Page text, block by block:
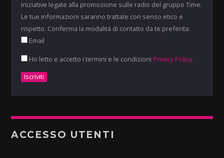
iniziative legate alla promozione sulle radio del gruppo Time.
Le tue informazioni saranno trattate con senso etico e
rispetto. Conferma la modalità di contatto da te preferita:
Email
Ho letto e accetto i termini e le condizioni Privacy Policy
ACCESSO UTENTI